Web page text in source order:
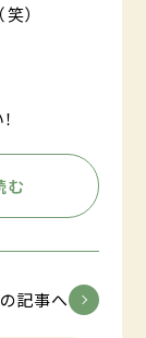
）
む
記事へ